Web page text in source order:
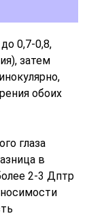
0,7-0,8,
затем
обоих
глаза
в
2-3 Дптр